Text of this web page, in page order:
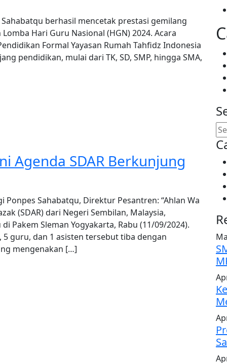
berhasil mencetak prestasi gemilang
Hari Guru Nasional (HGN) 2024. Acara
Formal Yayasan Rumah Tahfidz Indonesia
pendidikan, mulai dari TK, SD, SMP, hingga SMA,
Agenda SDAR Berkunjung
Ponpes Sahabatqu, Direktur Pesantren: “Ahlan Wa
(SDAR) dari Negeri Sembilan, Malaysia,
Pakem Sleman Yogyakarta, Rabu (11/09/2024).
guru, dan 1 asisten tersebut tiba dengan
mengenakan […]